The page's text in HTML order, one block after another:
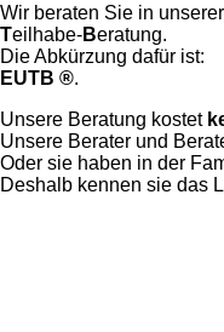
Wir beraten Sie in unserer
Teilhabe-Beratung.
Die Abkürzung dafür ist:
EUTB ®.
Unsere Beratung kostet
Unsere Berater und
Oder sie haben in der
Deshalb kennen sie das